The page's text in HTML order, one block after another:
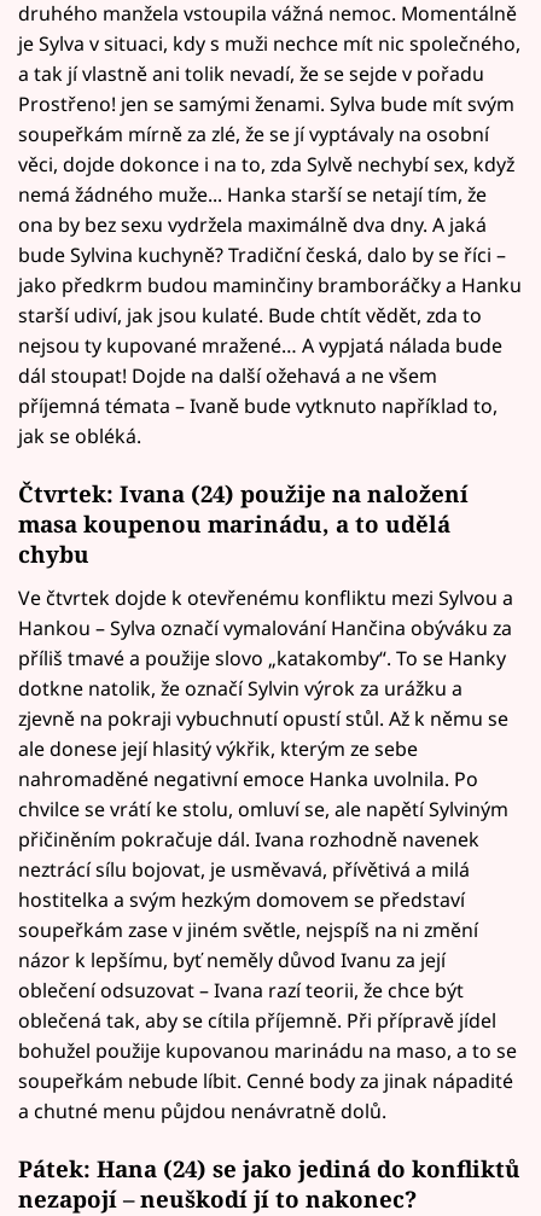
druhého manžela vstoupila vážná nemoc. Momentálně
je Sylva v situaci, kdy s muži nechce mít nic společného,
a tak jí vlastně ani tolik nevadí, že se sejde v pořadu
Prostřeno! jen se samými ženami. Sylva bude mít svým
soupeřkám mírně za zlé, že se jí vyptávaly na osobní
věci, dojde dokonce i na to, zda Sylvě nechybí sex, když
nemá žádného muže... Hanka starší se netají tím, že
ona by bez sexu vydržela maximálně dva dny. A jaká
bude Sylvina kuchyně? Tradiční česká, dalo by se říci –
jako předkrm budou maminčiny bramboráčky a Hanku
starší udiví, jak jsou kulaté. Bude chtít vědět, zda to
nejsou ty kupované mražené… A vypjatá nálada bude
dál stoupat! Dojde na další ožehavá a ne všem
příjemná témata – Ivaně bude vytknuto například to,
jak se obléká.
Čtvrtek: Ivana (24) použije na naložení
masa koupenou marinádu, a to udělá
chybu
Ve čtvrtek dojde k otevřenému konfliktu mezi Sylvou a
Hankou – Sylva označí vymalování Hančina obýváku za
příliš tmavé a použije slovo „katakomby“. To se Hanky
dotkne natolik, že označí Sylvin výrok za urážku a
zjevně na pokraji vybuchnutí opustí stůl. Až k němu se
ale donese její hlasitý výkřik, kterým ze sebe
nahromaděné negativní emoce Hanka uvolnila. Po
chvilce se vrátí ke stolu, omluví se, ale napětí Sylviným
přičiněním pokračuje dál. Ivana rozhodně navenek
neztrácí sílu bojovat, je usměvavá, přívětivá a milá
hostitelka a svým hezkým domovem se představí
soupeřkám zase v jiném světle, nejspíš na ni změní
názor k lepšímu, byť neměly důvod Ivanu za její
oblečení odsuzovat – Ivana razí teorii, že chce být
oblečená tak, aby se cítila příjemně. Při přípravě jídel
bohužel použije kupovanou marinádu na maso, a to se
soupeřkám nebude líbit. Cenné body za jinak nápadité
a chutné menu půjdou nenávratně dolů.
Pátek: Hana (24) se jako jediná do konfliktů
nezapojí – neuškodí jí to nakonec?